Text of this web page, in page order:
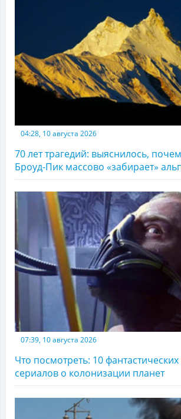
04:28, 10 августа 2026
70 лет трагедий: выяснилось,
Броуд-Пик массово «забирает»
07:39, 10 августа 2026
Что посмотреть: 10
сериалов о колонизации планет